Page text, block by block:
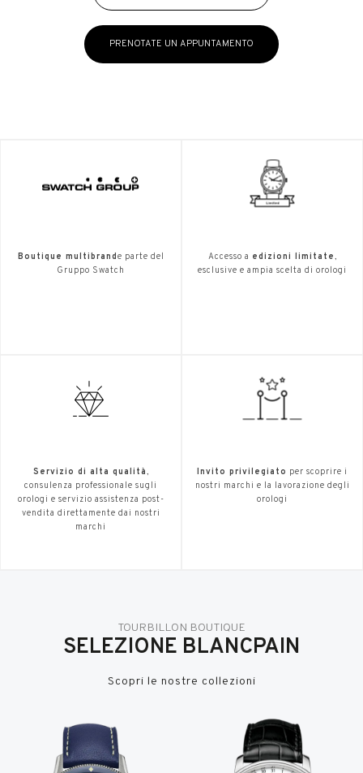
PRENOTATE UN APPUNTAMENTO
Boutique multibrand e parte del
Gruppo Swatch
Accesso a edizioni limitate,
esclusive e ampia scelta di orologi
Servizio di alta qualità,
consulenza professionale sugli
orologi e servizio assistenza post-
vendita direttamente dai nostri
marchi
Invito privilegiato per scoprire i
nostri marchi e la lavorazione degli
orologi
TOURBILLON BOUTIQUE
SELEZIONE BLANCPAIN
Scopri le nostre collezioni